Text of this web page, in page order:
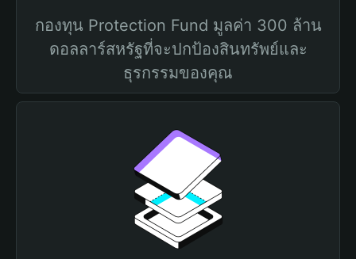
กองทุน Protection Fund มูลค่า 300 ล้าน
ดอลลาร์สหรัฐที่จะปกป้องสินทรัพย์และ
ธุรกรรมของคุณ